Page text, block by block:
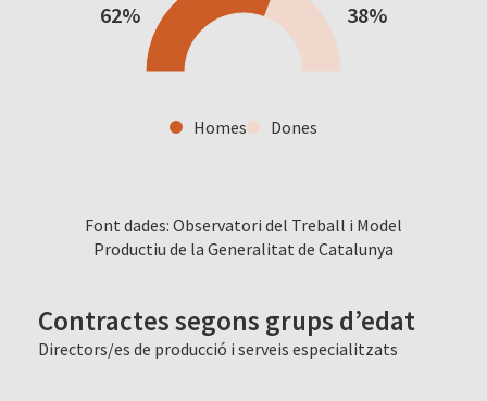
62% 38%
Homes Dones
Font dades: Observatori del Treball i Model
Productiu de la Generalitat de Catalunya
Contractes segons grups d’edat
Directors/es de producció i serveis especialitzats